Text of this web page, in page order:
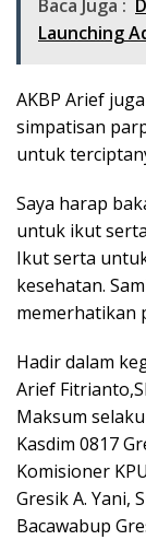
Baca Juga :
Launching
AKBP Arief
simpatisan
untuk
Saya harap
untuk ikut
Ikut serta
kesehatan.
memerhatikan
Hadir dalam
Arief
Maksum
Kasdim 0817
Komisioner
Gresik A. Yani,
Bacawabup